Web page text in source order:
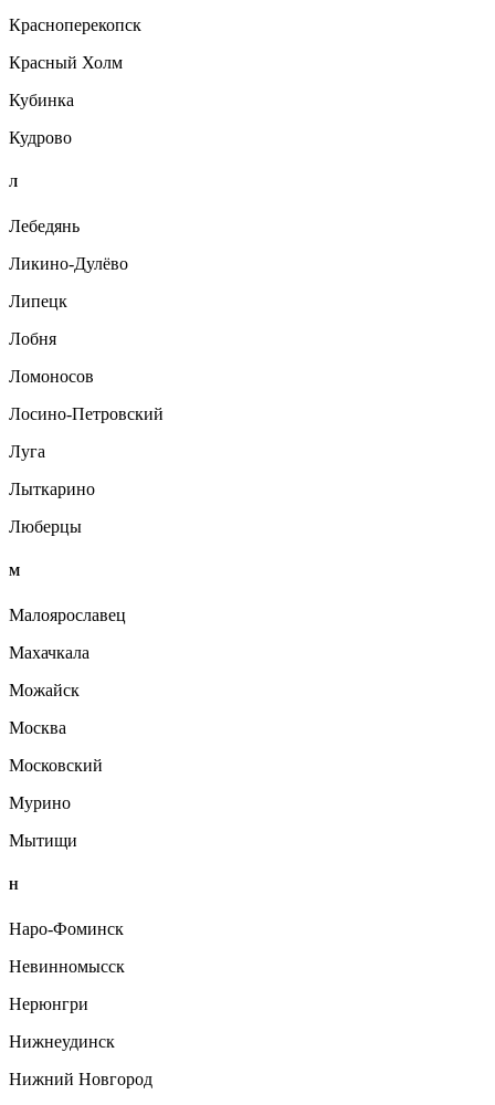
Красноперекопск
Красный Холм
Кубинка
Кудрово
Л
Лебедянь
Ликино-Дулёво
Липецк
Лобня
Ломоносов
Лосино-Петровский
Луга
Лыткарино
Люберцы
М
Малоярославец
Махачкала
Можайск
Москва
Московский
Мурино
Мытищи
Н
Наро-Фоминск
Невинномысск
Нерюнгри
Нижнеудинск
Нижний Новгород